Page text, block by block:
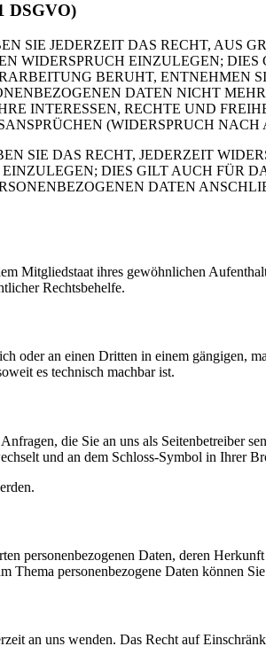
DSGVO)
SIE JEDERZEIT DAS RECHT, AUS
WIDERSPRUCH EINZULEGEN;
BERUHT, ENTNEHMEN
DATEN NICHT
INTERESSEN, RECHTE UND
(WIDERSPRUCH NACH
SIE DAS RECHT, JEDERZEIT
DIES GILT AUCH FÜR
DATEN
Mitgliedstaat ihres gewöhnlichen
Rechtsbehelfe.
oder an einen Dritten in einem gängigen,
es technisch machbar ist.
die Sie an uns als Seitenbetreiber
und an dem Schloss-Symbol in Ihrer
personenbezogenen Daten, deren
personenbezogene Daten können
an uns wenden. Das Recht auf